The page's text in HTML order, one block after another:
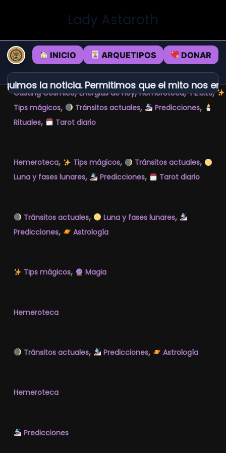
Lady Astaroth
INICIO ARQUETIPOS DONAR
la noticia. Permitimos que el mito nos
Casting Cósmico,Energias de hoy,Hemeroteca,T.E.S.I.S,
Tips mágicos, Tránsitos actuales, Predicciones,
Rituales, Tarot diario
Hemeroteca, Tips mágicos, Tránsitos actuales,
Luna y fases lunares, Predicciones, Tarot diario
Tránsitos actuales, Luna y fases lunares,
Predicciones, Astrología
Tips mágicos, Magia
Hemeroteca
Tránsitos actuales, Predicciones, Astrología
Hemeroteca
Predicciones